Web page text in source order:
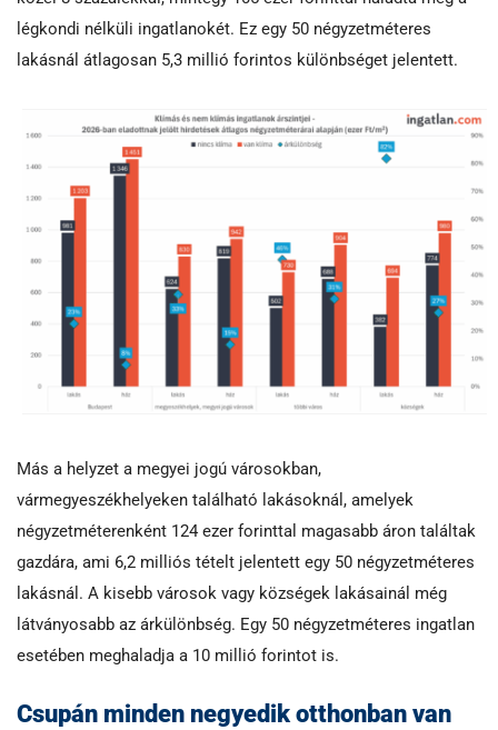
légkondi nélküli ingatlanokét. Ez egy 50 négyzetméteres
lakásnál átlagosan 5,3 millió forintos különbséget jelentett.
Más a helyzet a megyei jogú városokban,
vármegyeszékhelyeken található lakásoknál, amelyek
négyzetméterenként 124 ezer forinttal magasabb áron találtak
gazdára, ami 6,2 milliós tételt jelentett egy 50 négyzetméteres
lakásnál. A kisebb városok vagy községek lakásainál még
látványosabb az árkülönbség. Egy 50 négyzetméteres ingatlan
esetében meghaladja a 10 millió forintot is.
Csupán minden negyedik otthonban van